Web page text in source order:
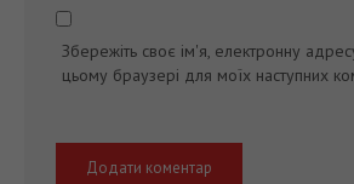
Збережіть своє ім'я, електронну
цьому браузері для моїх наступних